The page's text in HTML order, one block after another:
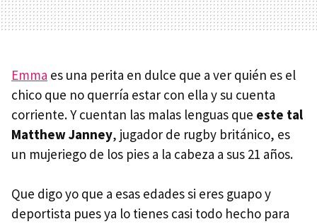
Emma es una perita en dulce que a ver quién es el
chico que no querría estar con ella y su cuenta
corriente. Y cuentan las malas lenguas que este tal
Matthew Janney, jugador de rugby británico, es
un mujeriego de los pies a la cabeza a sus 21 años.
Que digo yo que a esas edades si eres guapo y
deportista pues ya lo tienes casi todo hecho para